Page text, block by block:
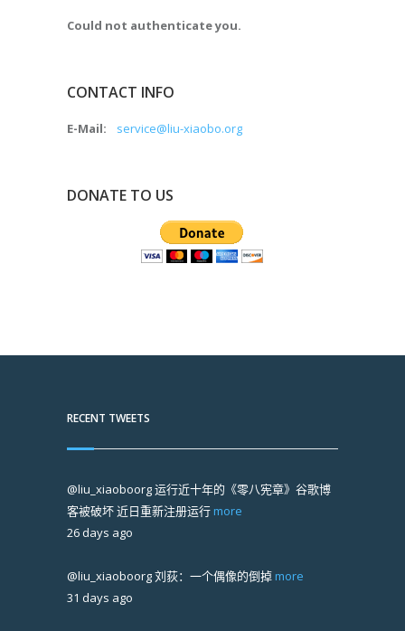
Could not authenticate you.
CONTACT INFO
E-Mail: service@liu-xiaobo.org
DONATE TO US
RECENT TWEETS
@liu_xiaoboorg运行近十年的《零八宪章》谷歌博
客被破坏 近日重新注册运行 more
26 days ago
@liu_xiaoboorg刘荻：一个偶像的倒掉 more
31 days ago